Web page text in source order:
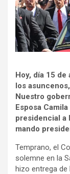
Hoy, día 15
los
Nuestro
Esposa
presidencial a
mando
Temprano, el
solemne en la
hizo entrega